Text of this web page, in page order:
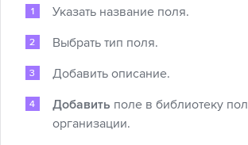
Указать название поля.
Выбрать тип поля.
Добавить описание.
Добавить поле в библиотеку
организации.